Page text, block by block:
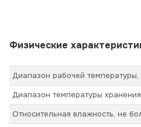
Физические
Диапазон рабочей температуры,
Диапазон температуры
Относительная влажность, не